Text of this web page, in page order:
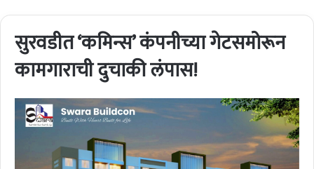
सुरवडीत ‘कमिन्स’ कंपनीच्या गेटसमोरून
कामगाराची दुचाकी लंपास!